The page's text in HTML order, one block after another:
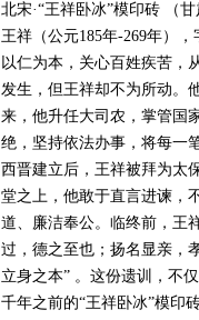
北宋·“王祥卧冰”模印砖 （甘
王祥（公元185年-269年）
以仁为本，关心百姓疾苦，
发生，但王祥却不为所动。
来，他升任大司农，掌管国
绝，坚持依法办事，将每一
西晋建立后，王祥被拜为太
堂之上，他敢于直言进谏，
道、廉洁奉公。临终前，王
过，德之至也；扬名显亲，
立身之本” 。这份遗训，不
千年之前的“王祥卧冰”模印